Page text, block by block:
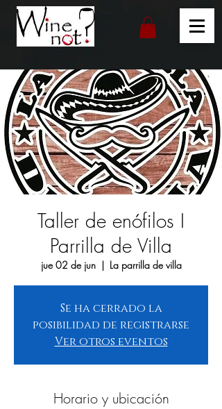
Taller de enófilos I
Parrilla de Villa
jue 02 de jun
  |
La parrilla de villa
Se ha cerrado la
posibilidad de registrarse
Ver otros eventos
Horario y ubicación